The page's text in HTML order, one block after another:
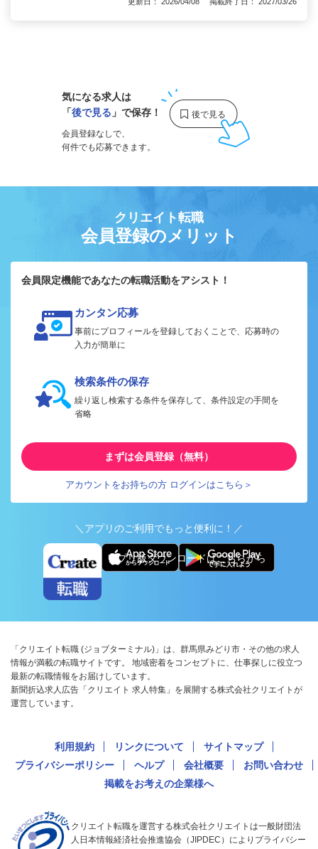
気になる求人は
「後で見る 」で保存！
会員登録なしで、
何件でも応募できます。
クリエイト転職
会員登録のメリット
会員限定機能であなたの転職活動をアシスト！
カンタン応募
事前にプロフィールを登録しておくことで、応募時の
入力が簡単に
検索条件の保存
繰り返し検索する条件を保存して、条件設定の手間を
省略
まずは会員登録（無料）
アカウントをお持ちの方 ログインはこちら＞
＼アプリのご利用でもっと便利に！／
アプリ版ダウンロードはこちらから
「クリエイト転職 (ジョブターミナル)」は、群馬県みどり市・その他の求人
情報が満載の転職サイトです。 地域密着をコンセプトに、仕事探しに役立つ
最新の転職情報をお届けしています。
新聞折込求人広告「クリエイト 求人特集」を展開する株式会社クリエイトが
運営しています。
利用規約 リンクについて
サイトマップ
プライバシーポリシー
ヘルプ 会社概要
お問い合わせ
掲載をお考えの企業様へ
クリエイト転職を運営する株式会社クリエイトは一般財団法
人日本情報経済社会推進協会（JIPDEC）によりプライバシー